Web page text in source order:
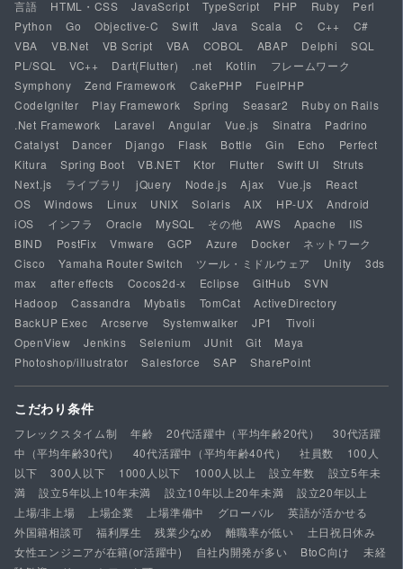
言語 HTML・CSS JavaScript TypeScript PHP Ruby
Perl
Python
Go Objective-C Swift Java Scala C C++
C#
VBA
VB.Net VB Script VBA COBOL ABAP Delphi
SQL
PL/SQL
VC++ Dart(Flutter) .net Kotlin
フレームワーク
Symphony
Zend Framework CakePHP
FuelPHP
CodeIgniter
Play Framework Spring Seasar2
Ruby on Rails
.Net Framework
Laravel Angular Vue.js Sinatra
Padrino
Catalyst
Dancer Django Flask Bottle Gin Echo
Perfect
Kitura
Spring Boot VB.NET Ktor Flutter Swift UI
Struts
Next.js
ライブラリ jQuery Node.js Ajax Vue.js
React
OS
Windows Linux UNIX Solaris AIX HP-UX
Android
iOS
インフラ Oracle MySQL その他 AWS Apache
IIS
BIND
PostFix Vmware GCP Azure Docker
ネットワーク
Cisco
Yamaha Router Switch ツール・ミドルウェア Unity
3ds
max
after effects Cocos2d-x Eclipse GitHub
SVN
Hadoop
Cassandra Mybatis TomCat
ActiveDirectory
BackUP Exec
Arcserve Systemwalker JP1
Tivoli
OpenView
Jenkins Selenium JUnit Git
Maya
Photoshop/illustrator
Salesforce SAP SharePoint
こだわり条件
フレックスタイム制 年齢 20代活躍中（平均年齢20代）
30代活躍
中（平均年齢30代）
40代活躍中（平均年齢40代） 社員数
100人
以下
300人以下 1000人以下 1000人以上 設立年数
設立5年未
満
設立5年以上10年未満 設立10年以上20年未満
設立20年以上
上場/非上場
上場企業 上場準備中 グローバル
英語が活かせる
外国籍相談可
福利厚生 残業少なめ 離職率が低い
土日祝日休み
女性エンジニアが在籍(or活躍中)
自社内開発が多い BtoC向け
未経